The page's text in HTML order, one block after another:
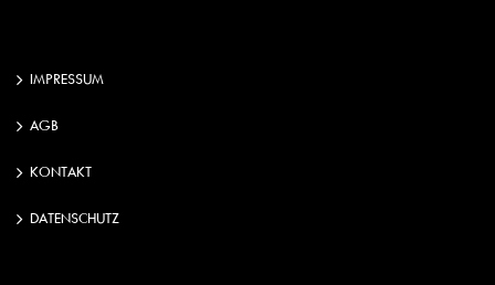
IMPRESSUM
AGB
KONTAKT
DATENSCHUTZ